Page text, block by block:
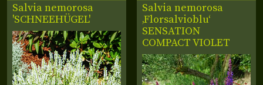
Salvia nemorosa
'SCHNEEHÜGEL'
Salvia nemorosa
‚Florsalvioblu‘
SENSATION
COMPACT VIOLET